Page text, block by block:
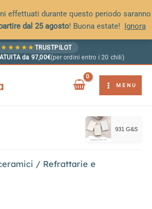
effettuati durante questo periodo saranno
dal 25 agosto! Buona estate! Ignora
★ ★ ★ ★ ★ TRUSTPILOT
da 97,00€(per ordini entro i 20 chili)
MENU
931 G&S
/ Refrattarie e